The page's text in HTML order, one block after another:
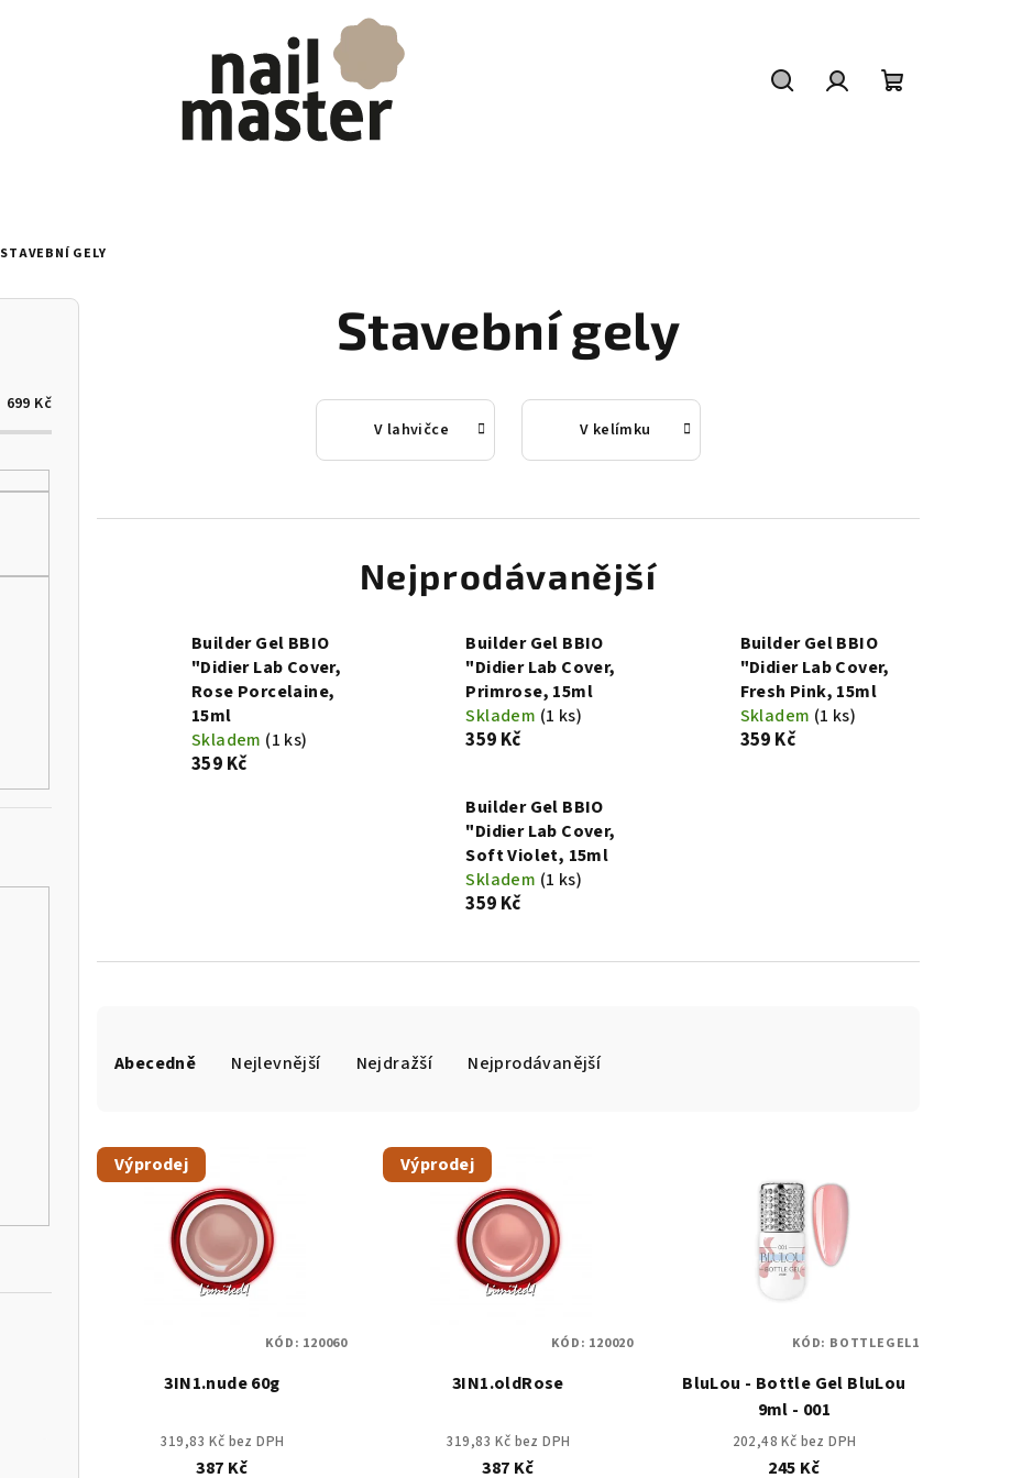
STAVEBNÍ GELY
699 Kč
Stavební gely
V lahvičce V kelímku
Nejprodávanější
Builder Gel BBIO
"Didier Lab Cover,
Rose Porcelaine,
15ml
Skladem (1 ks)
359 Kč
Builder Gel BBIO
"Didier Lab Cover,
Primrose, 15ml
Skladem (1 ks)
359 Kč
Builder Gel BBIO
"Didier Lab Cover,
Fresh Pink, 15ml
Skladem (1 ks)
359 Kč
Builder Gel BBIO
"Didier Lab Cover,
Soft Violet, 15ml
Skladem (1 ks)
359 Kč
a
e
Abecedně Nejlevnější Nejdražší Nejprodávanější
V
ý
Výprodej
3IN1.nude 60g
319,83 Kč bez DPH
387 Kč
KÓD: 120060
Výprodej
3IN1.oldRose
319,83 Kč bez DPH
387 Kč
KÓD: 120020
BluLou - Bottle Gel BluLou
9ml - 001
202,48 Kč bez DPH
245 Kč
KÓD: BOTTLEGEL1